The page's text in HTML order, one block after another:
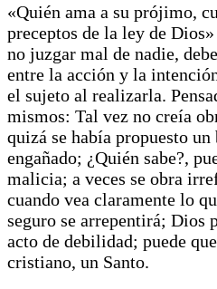
«Quién ama a su prójimo,
preceptos de la ley de
no juzgar mal de nadie,
entre la acción y la
el sujeto al realizarla.
mismos: Tal vez no creía
quizá se había propuesto
engañado; ¿Quién sabe?,
malicia; a veces se obra
cuando vea claramente lo
seguro se arrepentirá; Dios
acto de debilidad; puede
cristiano, un Santo.